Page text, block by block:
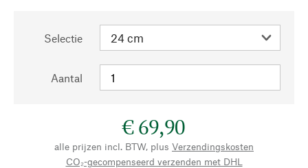
Selectie
Aantal
€ 69,90
alle prijzen incl. BTW, plus Verzendingskosten
CO₂-gecompenseerd verzenden met DHL